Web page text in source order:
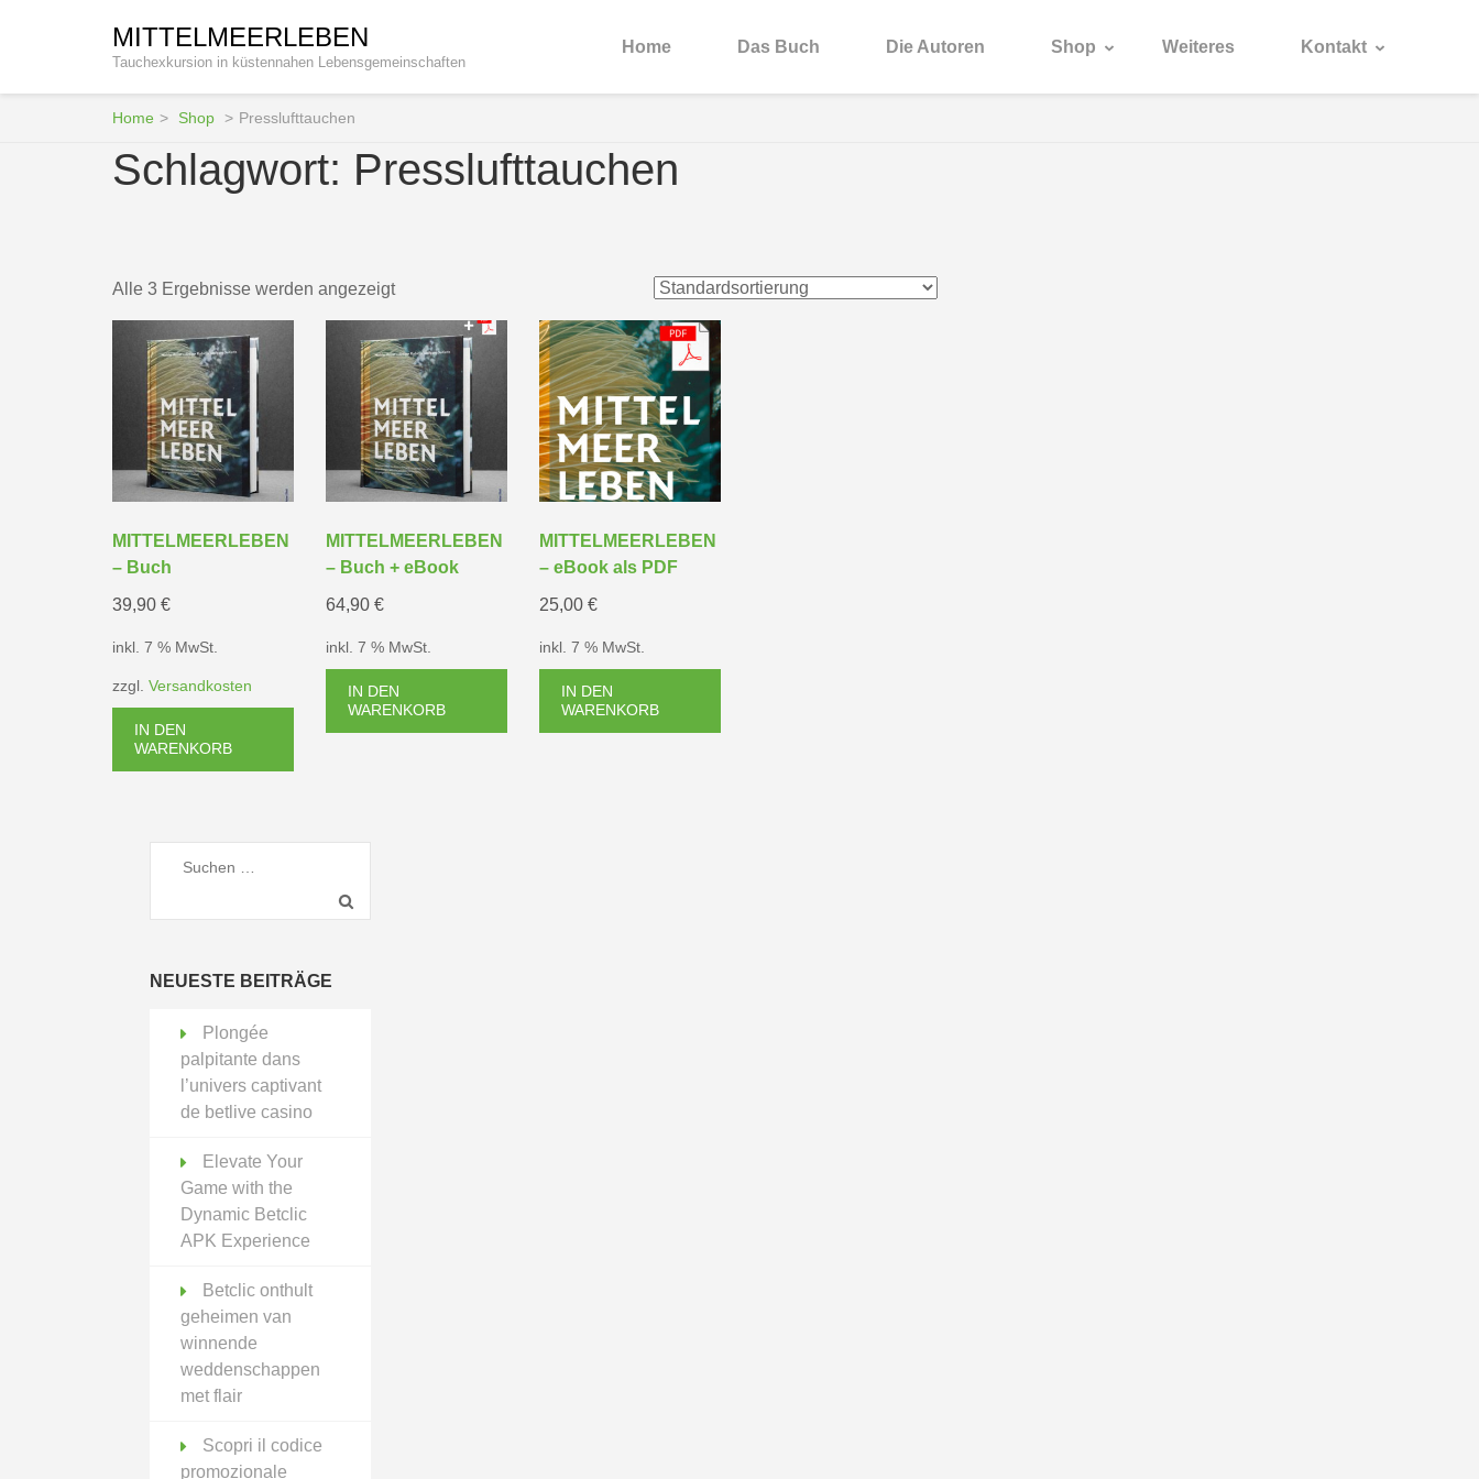
(Enter
MITTELMEERLEBEN
Tauchexkursion in küstennahen Lebensgemeinschaften
Home Das Buch Die Autoren Shop Weiteres Kontakt
Home > Shop > Presslufttauchen
Schlagwort: Presslufttauchen
Alle 3 Ergebnisse werden angezeigt
MITTELMEERLEBEN
– Buch
39,90 €
inkl. 7 % MwSt.
zzgl. Versandkosten
IN DEN
WARENKORB
MITTELMEERLEBEN
– Buch + eBook
64,90 €
inkl. 7 % MwSt.
IN DEN
WARENKORB
MITTELMEERLEBEN
– eBook als PDF
25,00 €
inkl. 7 % MwSt.
IN DEN
WARENKORB
Suchen
NEUESTE BEITRÄGE
Plongée
palpitante dans
l’univers captivant
de betlive casino
Elevate Your
Game with the
Dynamic Betclic
APK Experience
Betclic onthult
geheimen van
winnende
weddenschappen
met flair
Scopri il codice
promozionale